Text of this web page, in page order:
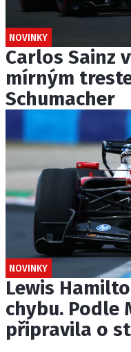
NOVINKY
Carlos Sainz
mírným
Schumacher
NOVINKY
Lewis
chybu. Podle
připravila o